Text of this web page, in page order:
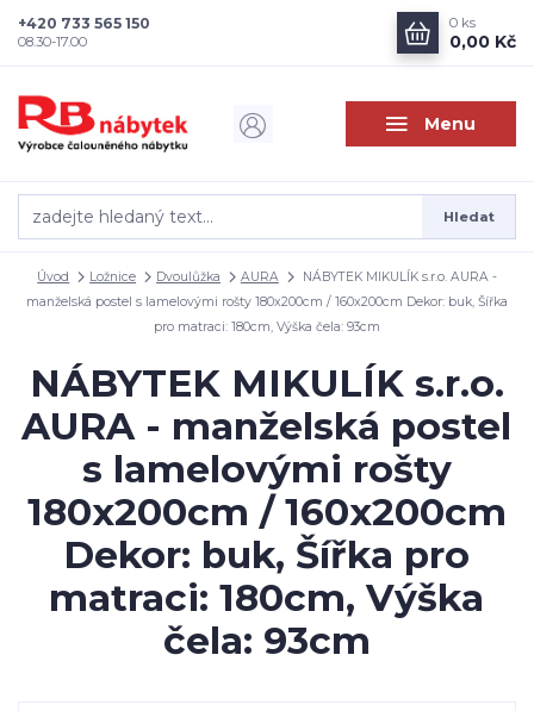
Menu
Hledat
+420 733 565 150
08.30-17.00
0 ks
0,00 Kč
Úvod Ložnice Dvoulůžka AURA
NÁBYTEK MIKULÍK s.r.o. AURA -
manželská postel s lamelovými rošty 180x200cm / 160x200cm Dekor: buk, Šířka
pro matraci: 180cm, Výška čela: 93cm
NÁBYTEK MIKULÍK s.r.o.
AURA - manželská postel
s lamelovými rošty
180x200cm / 160x200cm
Dekor: buk, Šířka pro
matraci: 180cm, Výška
čela: 93cm